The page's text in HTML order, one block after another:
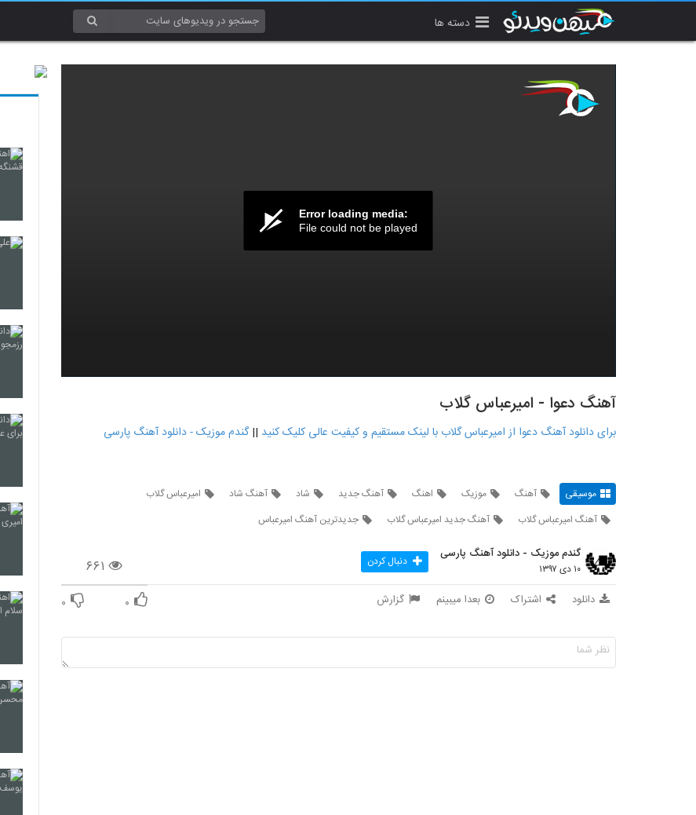
دسته ها
Error loading media:
File could not be played
آهنگ دعوا - امیرعباس گلاب
برای دانلود آهنگ دعوا از امیرعباس گلاب با لینک مستقیم و کیفیت عالی کلیک کنید ||گندم موزیک - دانلود آهنگ پارسی
موسیقی آهنگ موزیک اهنگ آهنگ جدید شاد آهنگ شاد
امیرعباس گلاب
آهنگ امیرعباس گلاب
آهنگ جدید امیرعباس گلاب جدیدترین آهنگ امیرعباس
۶۶۱
گندم موزیک - دانلود آهنگ پارسی
۱۰ دی ۱۳۹۷ دنبال کردن
دانلود اشتراک بعدا میبینم گزارش ۰ ۰